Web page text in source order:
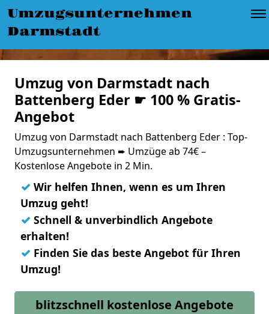
Umzugsunternehmen
Darmstadt
Umzug von Darmstadt nach
Battenberg Eder ☛ 100 % Gratis-
Angebot
Umzug von Darmstadt nach Battenberg Eder : Top-
Umzugsunternehmen ➨ Umzüge ab 74€ –
Kostenlose Angebote in 2 Min.
✓ Wir helfen Ihnen, wenn es um Ihren
Umzug geht!
✓ Schnell & unverbindlich Angebote
erhalten!
✓ Finden Sie das beste Angebot für Ihren
Umzug!
blitzschnell kostenlose Angebote